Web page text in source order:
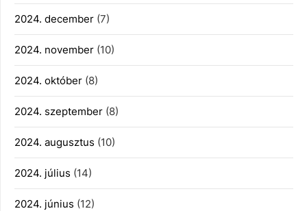
2024. december (7)
2024. november (10)
2024. október (8)
2024. szeptember (8)
2024. augusztus (10)
2024. július (14)
2024. június (12)